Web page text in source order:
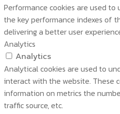
Performance cookies are used
the key performance indexes of
delivering a better user
Analytics
Analytics
Analytical cookies are used to
interact with the website. These
information on metrics the
traffic source, etc.